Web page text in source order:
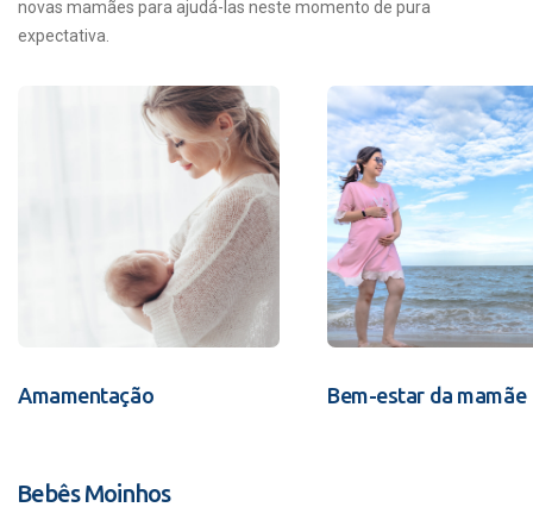
novas mamães para ajudá-las neste momento de pura
expectativa.
Amamentação Bem-estar da mamãe
Bebês Moinhos